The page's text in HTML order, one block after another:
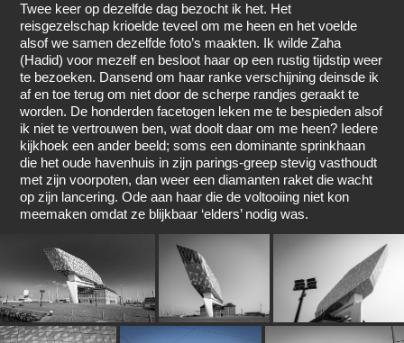
Twee keer op dezelfde dag bezocht ik het. Het
reisgezelschap krioelde teveel om me heen en het voelde
alsof we samen dezelfde foto’s maakten. Ik wilde Zaha
(Hadid) voor mezelf en besloot haar op een rustig tijdstip weer
te bezoeken. Dansend om haar ranke verschijning deinsde ik
af en toe terug om niet door de scherpe randjes geraakt te
worden. De honderden facetogen leken me te bespieden alsof
ik niet te vertrouwen ben, wat doolt daar om me heen? Iedere
kijkhoek een ander beeld; soms een dominante sprinkhaan
die het oude havenhuis in zijn parings-greep stevig vasthoudt
met zijn voorpoten, dan weer een diamanten raket die wacht
op zijn lancering. Ode aan haar die de voltooiing niet kon
meemaken omdat ze blijkbaar ‘elders’ nodig was.